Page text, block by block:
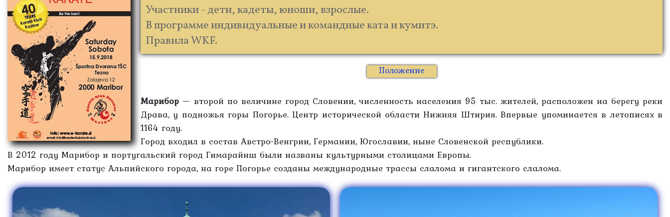
Участники - дети, кадеты, юноши, взрослые.
В программе индивидуальные и командные ката и кумитэ.
Правила WKF.
Положение
Марибор — второй по величине город Словении, численность населения 95 тыс. жителей, расположен на берегу реки
Драва, у подножья горы Погорье. Центр исторической области Нижняя Штирия. Впервые упоминается в летописях в
1164 году.
Город входил в состав Австро-Венгрии, Германии, Югославии, ныне Словенской республики.
В 2012 году Марибор и португальский город Гимарайнш были названы культурными столицами Европы.
Марибор имеет статус Альпийского города, на горе Погорье созданы международные трассы слалома и гигантского слалома.